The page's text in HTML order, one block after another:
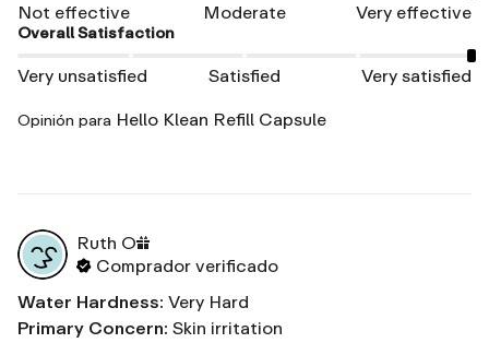
Not effective Moderate Very effective
Overall Satisfaction
Very unsatisfied Satisfied Very satisfied
Opinión para Hello Klean Refill Capsule
Ruth O
Comprador verificado
Water Hardness: Very Hard
Primary Concern: Skin irritation